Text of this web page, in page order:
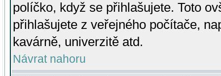
políčko, když se přihlašujete. Toto
přihlašujete z veřejného počítače,
kavárně, univerzitě atd.
Návrat nahoru